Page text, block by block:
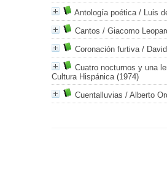
Antología poética/ Luis
Cantos / Giacomo
Coronación furtiva/ David
Cuatro nocturnos y una
Cultura Hispánica (1974)
Cuentalluvias / Alberto